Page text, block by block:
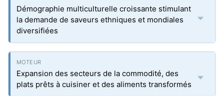
Démographie multiculturelle croissante stimulant
la demande de saveurs ethniques et mondiales
diversifiées
Expansion des secteurs de la commodité, des
plats prêts à cuisiner et des aliments transformés